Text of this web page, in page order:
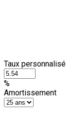
Taux personnalisé
%
Amortissement